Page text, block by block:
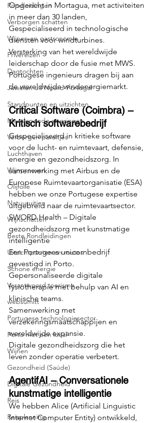
Rondleidingen
Verborgen schatten
Wijnen en gastronomie
Privéreizen
Dagtochten
Juwelen uit Noord-Portugal
Standpunten en uitzichten
Meeslepende ervaringen
Verborgen pareltjes
Luchthaven
Wijnproeven
Olijfolie
Natuuruitjes
Wijnschatten
Beste Rondleidingen
Uitzichtpunten en routes
Schone energie
Verantwoord toerisme
websumitt
Portugese technologiesector
Porto met een local
Wijnen
Gezondheid (Saúde)
Digitale Gezondheid
Reis
Reisplanning
Opgericht in Mortagua, met activiteiten
in meer dan 30 landen,
Gespecialiseerd in technologische
diensten voor windturbines.
Versterking van het wereldwijde
leiderschap door de fusie met MWS.
Portugese ingenieurs dragen bij aan
de wereldwijde windenergiemarkt.
Critical Software (Coimbra) –
Kritisch softwarebedrijf
Gespecialiseerd in kritieke software
voor de lucht- en ruimtevaart, defensie,
energie en gezondheidszorg. In
samenwerking met Airbus en de
Europese Ruimtevaartorganisatie (ESA)
hebben we onze Portugese expertise
uitgebreid naar de ruimtevaartsector.
SWORD Health – Digitale
gezondheidszorg met kunstmatige
intelligentie
Een Portugees unicornbedrijf
gevestigd in Porto.
Gepersonaliseerde digitale
fysiotherapie met behulp van AI en
klinische teams.
Samenwerking met
verzekeringsmaatschappijen en
wereldwijde expansie.
Digitale gezondheidszorg die het
leven zonder operatie verbetert.
AgentifAI – Conversationele
kunstmatige intelligentie
We hebben Alice (Artificial Linguistic
Internet Computer Entity) ontwikkeld,